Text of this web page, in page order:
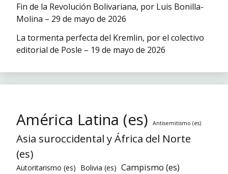
Fin de la Revolución Bolivariana, por Luis Bonilla-
Molina – 29 de mayo de 2026
La tormenta perfecta del Kremlin, por el colectivo
editorial de Posle – 19 de mayo de 2026
América Latina (es) Antisemitismo (es)
Asia suroccidental y África del Norte
(es)
Autoritarismo (es) Bolivia (es) Campismo (es)